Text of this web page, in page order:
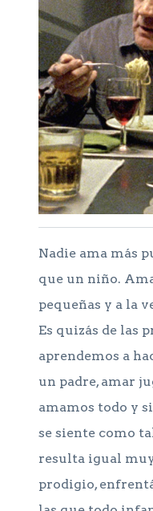
Nadie ama más
que un niño.
pequeñas y a la
Es quizás de las
aprendemos a
un padre, amar
amamos todo y
se siente como
resulta igual
prodigio,